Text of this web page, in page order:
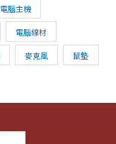
電腦主機
電腦線材
麥克風 鼠墊